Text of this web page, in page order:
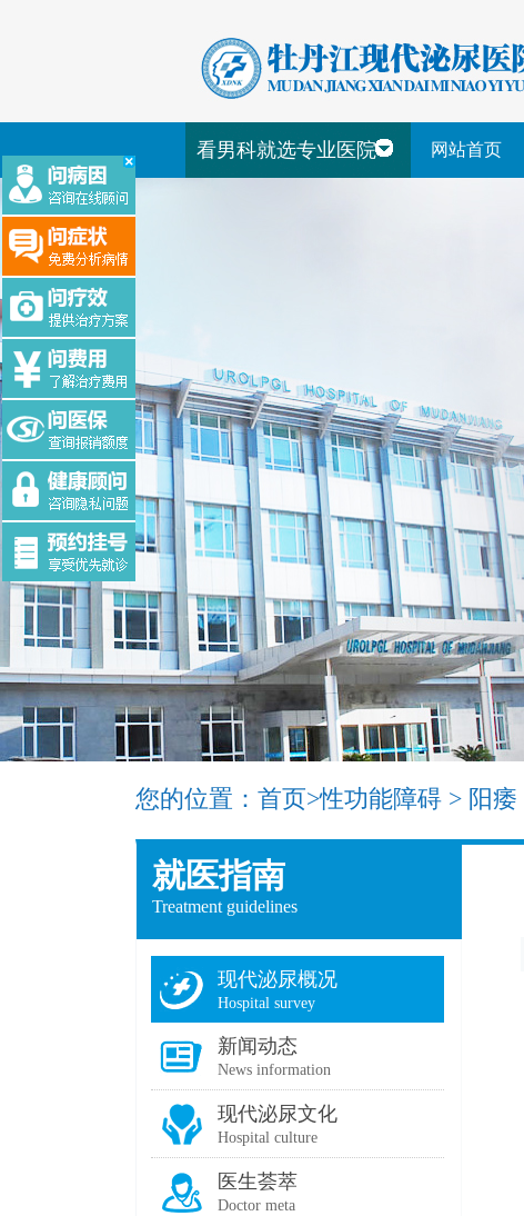
看男科就选专业医院 网站首页
您的位置： 首页>性功能障碍 > 阳痿
就医指南
Treatment guidelines
现代泌尿概况
Hospital survey
新闻动态
News information
现代泌尿文化
Hospital culture
医生荟萃
Doctor meta